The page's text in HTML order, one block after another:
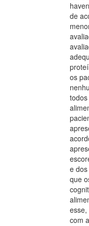
de
os
e
que
com